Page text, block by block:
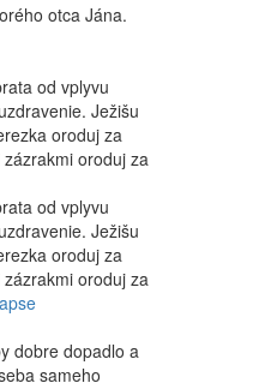
otca Jána.
od vplyvu
Ježišu
oroduj za
oroduj za
od vplyvu
Ježišu
oroduj za
oroduj za
dobre dopadlo a
sameho